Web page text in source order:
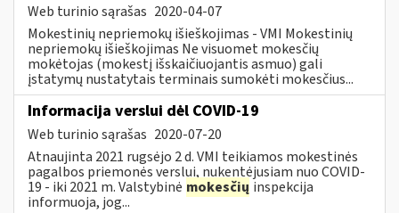
Web turinio sąrašas 2020-04-07
Mokestinių nepriemokų išieškojimas - VMI Mokestinių
nepriemokų išieškojimas Ne visuomet mokesčių
mokėtojas (mokestį išskaičiuojantis asmuo) gali
įstatymų nustatytais terminais sumokėti mokesčius...
Informacija verslui dėl COVID-19
Web turinio sąrašas 2020-07-20
Atnaujinta 2021 rugsėjo 2 d. VMI teikiamos mokestinės
pagalbos priemonės verslui, nukentėjusiam nuo COVID-
19 - iki 2021 m. Valstybinė mokesčių inspekcija
informuoja, jog...